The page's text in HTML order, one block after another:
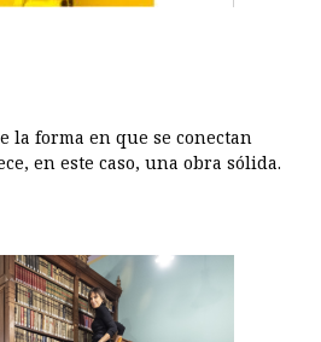
la forma en que se conectan
en este caso, una obra sólida.